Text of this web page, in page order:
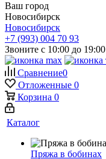
Ваш город
Новосибирск
Новосибирск
+7 (993) 004 70 93
Звоните с 10:00 до 19:00
Сравнение0
Отложенные 0
Корзина 0
Каталог
Пряжа в бобинах